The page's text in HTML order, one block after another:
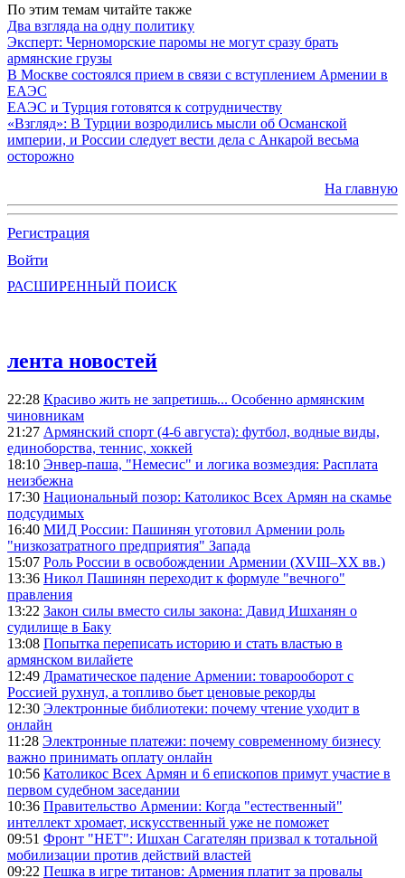
По этим темам читайте также
Два взгляда на одну политику
Эксперт: Черноморские паромы не могут сразу брать
армянские грузы
В Москве состоялся прием в связи с вступлением Армении в
ЕАЭС
ЕАЭС и Турция готовятся к сотрудничеству
«Взгляд»: В Турции возродились мысли об Османской
империи, и России следует вести дела с Анкарой весьма
осторожно
На главную
Регистрация
Войти
РАСШИРЕННЫЙ ПОИСК
лента новостей
22:28 Красиво жить не запретишь... Особенно армянским
чиновникам
21:27 Армянский спорт (4-6 августа): футбол, водные виды,
единоборства, теннис, хоккей
18:10 Энвер-паша, "Немесис" и логика возмездия: Расплата
неизбежна
17:30 Национальный позор: Католикос Всех Армян на скамье
подсудимых
16:40 МИД России: Пашинян уготовил Армении роль
"низкозатратного предприятия" Запада
15:07 Роль России в освобождении Армении (XVIII–XX вв.)
13:36 Никол Пашинян переходит к формуле "вечного"
правления
13:22 Закон силы вместо силы закона: Давид Ишханян о
судилище в Баку
13:08 Попытка переписать историю и стать властью в
армянском вилайете
12:49 Драматическое падение Армении: товарооборот с
Россией рухнул, а топливо бьет ценовые рекорды
12:30 Электронные библиотеки: почему чтение уходит в
онлайн
11:28 Электронные платежи: почему современному бизнесу
важно принимать оплату онлайн
10:56 Католикос Всех Армян и 6 епископов примут участие в
первом судебном заседании
10:36 Правительство Армении: Когда "естественный"
интеллект хромает, искусственный уже не поможет
09:51 Фронт "НЕТ": Ишхан Сагателян призвал к тотальной
мобилизации против действий властей
09:22 Пешка в игре титанов: Армения платит за провалы